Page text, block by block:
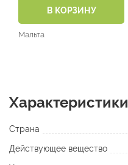
В КОРЗИНУ
Мальта
Характеристики
Страна
Действующее вещество